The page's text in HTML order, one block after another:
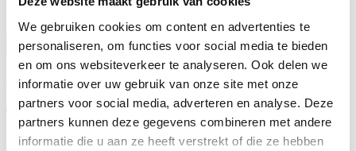
We gebruiken cookies om content en advertenties te
personaliseren, om functies voor social media te bieden
en om ons websiteverkeer te analyseren. Ook delen we
informatie over uw gebruik van onze site met onze
partners voor social media, adverteren en analyse. Deze
partners kunnen deze gegevens combineren met andere
informatie die u aan ze heeft verstrekt of die ze hebben
Contactez nos experts :
Nous sommes disponibles de9:00-12:00et13:00-16:30.